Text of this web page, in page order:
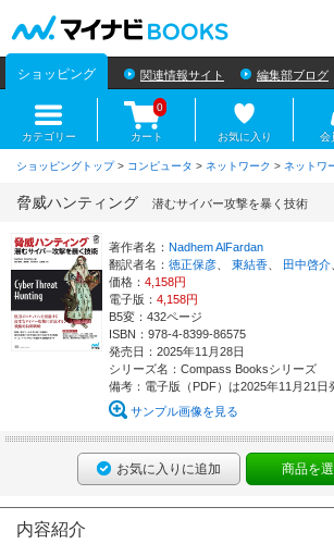
ショッピング 関連情報サイト 編集部ブログ
カテゴリー カート
0
お気に入り 会
ショッピングトップ> コンピュータ > ネットワーク > ネットワ
脅威ハンティング 潜むサイバー攻撃を暴く技術
著作者名： Nadhem AlFardan
翻訳者名： 徳正保彦 東結香 田中啓介
価格： 4,158円
電子版： 4,158円
B5変：432ページ
ISBN：978-4-8399-86575
発売日：2025年11月28日
シリーズ名：Compass Booksシリーズ
備考：電子版（PDF）は2025年11月21日
サンプル画像を見る
お気に入りに追加 商品を
内容紹介